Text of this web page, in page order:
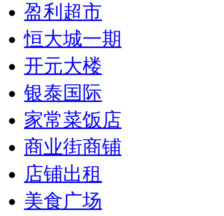
盈利超市
恒大城一期
开元大楼
银泰国际
家常菜饭店
商业街商铺
店铺出租
美食广场